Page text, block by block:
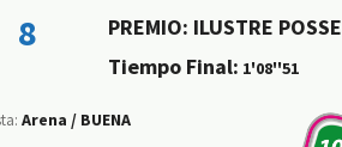
8
PREMIO: ILUSTRE POSSE
Tiempo Final: 1'08''51
Arena / BUENA